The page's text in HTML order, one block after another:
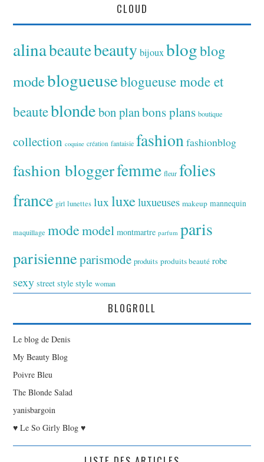
CLOUD
alinabeautebeauty bijoux blogblog
modeblogueuseblogueuse mode et
beauteblondebon planbons plans boutique
collection coquine création fantaisie fashionfashionblog
fashion bloggerfemme fleur folies
france girl lunettes luxluxeluxueuses makeup mannequin
maquillage modemodel montmartre parfum paris
parisienneparismode produits produits beauté robe
sexy street style style woman
BLOGROLL
Le blog de Denis
My Beauty Blog
Poivre Bleu
The Blonde Salad
yanisbargoin
♥ Le So Girly Blog ♥